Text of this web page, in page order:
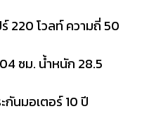
220 โวลท์ ความถี่ 50
ซม. น้ำหนัก 28.5
กันมอเตอร์ 10 ปี